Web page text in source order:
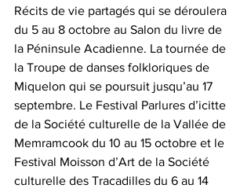
Récits de vie partagés qui se déroulera
du 5 au 8 octobre au Salon du livre de
la Péninsule Acadienne. La tournée de
la Troupe de danses folkloriques de
Miquelon qui se poursuit jusqu’au 17
septembre. Le Festival Parlures d’icitte
de la Société culturelle de la Vallée de
Memramcook du 10 au 15 octobre et le
Festival Moisson d’Art de la Société
culturelle des Tracadilles du 6 au 14